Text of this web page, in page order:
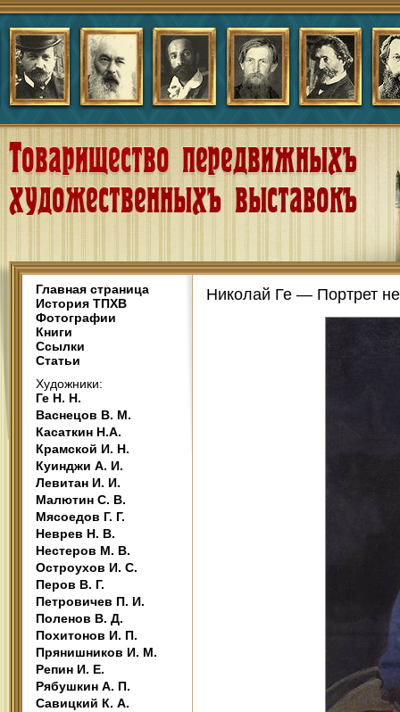
Главная страница
История ТПХВ
Фотографии
Книги
Ссылки
Статьи
Художники:
Ге Н. Н.
Васнецов В. М.
Касаткин Н.А.
Крамской И. Н.
Куинджи А. И.
Левитан И. И.
Малютин С. В.
Мясоедов Г. Г.
Неврев Н. В.
Нестеров М. В.
Остроухов И. С.
Перов В. Г.
Петровичев П. И.
Поленов В. Д.
Похитонов И. П.
Прянишников И. М.
Репин И. Е.
Рябушкин А. П.
Савицкий К. А.
Николай Ге — Портрет